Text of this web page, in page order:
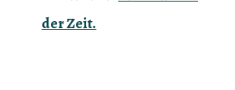
der Zeit.